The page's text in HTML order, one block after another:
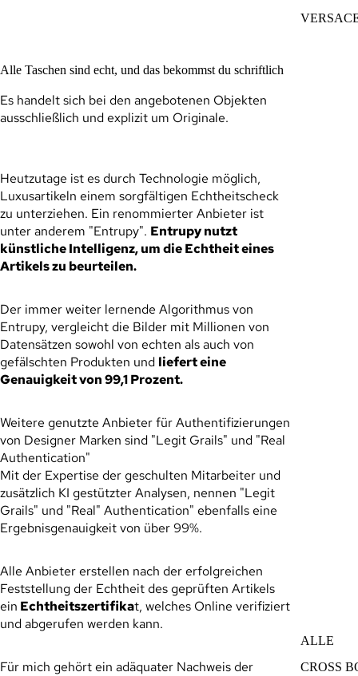
ALLE
CROSS
Alle Taschen sind echt, und das bekommst du schriftlich
Es handelt sich bei den angebotenen Objekten
ausschließlich und explizit um Originale.
Heutzutage ist es durch Technologie möglich,
Luxusartikeln einem sorgfältigen Echtheitscheck
zu unterziehen. Ein renommierter Anbieter ist
unter anderem "Entrupy". Entrupy nutzt
künstliche Intelligenz, um die Echtheit eines
Artikels zu beurteilen.
Der immer weiter lernende Algorithmus von
Entrupy, vergleicht die Bilder mit Millionen von
Datensätzen sowohl von echten als auch von
gefälschten Produkten und liefert eine
Genauigkeit von 99,1 Prozent.
Weitere genutzte Anbieter für Authentifizierungen
von Designer Marken sind "Legit Grails" und "Real
Authentication"
Mit der Expertise der geschulten Mitarbeiter und
zusätzlich KI gestützter Analysen, nennen "Legit
Grails" und "Real" Authentication" ebenfalls eine
Ergebnisgenauigkeit von über 99%.
Alle Anbieter erstellen nach der erfolgreichen
Feststellung der Echtheit des geprüften Artikels
ein Echtheitszertifikat, welches Online verifiziert
und abgerufen werden kann.
Für mich gehört ein adäquater Nachweis der